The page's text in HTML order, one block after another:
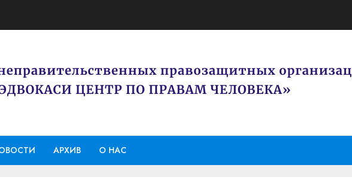
АРХИВ О НАС